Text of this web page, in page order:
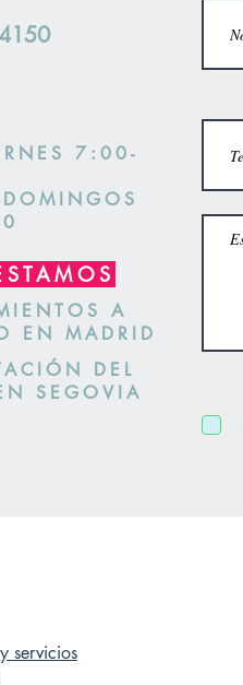
7:00-
A
EN MADRID
DEL
SEGOVIA
servicios